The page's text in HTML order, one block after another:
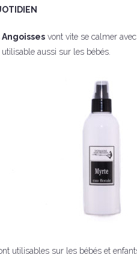
vont vite se calmer
utilisable aussi sur les bébés.
utilisables sur les bébés et